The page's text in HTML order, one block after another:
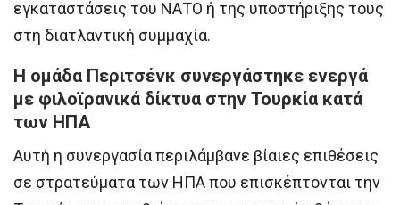
εγκαταστάσεις του ΝΑΤΟ ή της υποστήριξης τους
στη διατλαντική συμμαχία.
Η ομάδα Περιτσένκ συνεργάστηκε ενεργά
με φιλοϊρανικά δίκτυα στην Τουρκία κατά
των ΗΠΑ
Αυτή η συνεργασία περιλάμβανε βίαιες επιθέσεις
σε στρατεύματα των ΗΠΑ που επισκέπτονται την